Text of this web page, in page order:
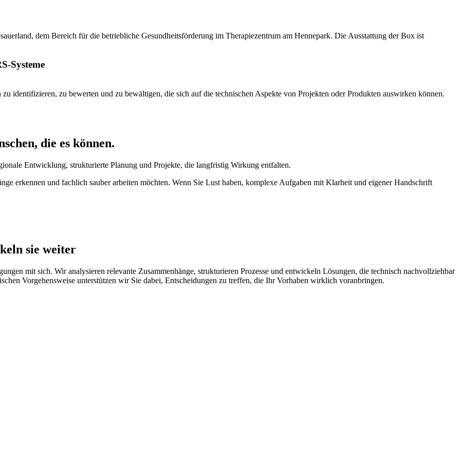
dem Bereich für die betriebliche Gesundheitsförderung im Therapiezentrum am Hennepark. Die Ausstattung der Box ist
Systeme
identifizieren, zu bewerten und zu bewältigen, die sich auf die technischen Aspekte von Projekten oder Produkten auswirken können.
die es können.
Entwicklung, strukturierte Planung und Projekte, die langfristig Wirkung entfalten.
erkennen und fachlich sauber arbeiten möchten. Wenn Sie Lust haben, komplexe Aufgaben mit Klarheit und eigener Handschrift
sie weiter
mit sich. Wir analysieren relevante Zusammenhänge, strukturieren Prozesse und entwickeln Lösungen, die technisch nachvollziehbar
Vorgehensweise unterstützen wir Sie dabei, Entscheidungen zu treffen, die Ihr Vorhaben wirklich voranbringen.